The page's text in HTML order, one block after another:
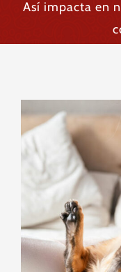
Así impacta en
imagen
más
grande